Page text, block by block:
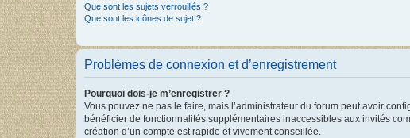
Que sont les sujets verrouillés ?
Que sont les icônes de sujet ?
Problèmes de connexion et d’enregistrement
Pourquoi dois-je m’enregistrer ?
Vous pouvez ne pas le faire, mais l’administrateur du forum peut avoir
bénéficier de fonctionnalités supplémentaires inaccessibles aux invités
création d’un compte est rapide et vivement conseillée.